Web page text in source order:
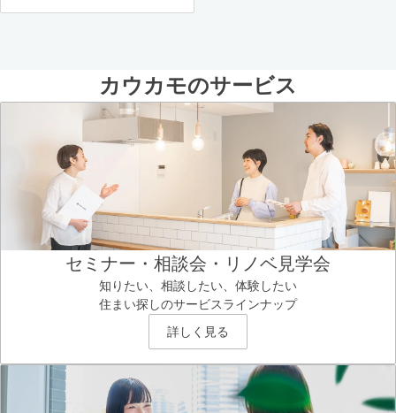
カウカモのサービス
セミナー・相談会・リノベ見学会
知りたい、相談したい、体験したい
住まい探しのサービスラインナップ
詳しく見る